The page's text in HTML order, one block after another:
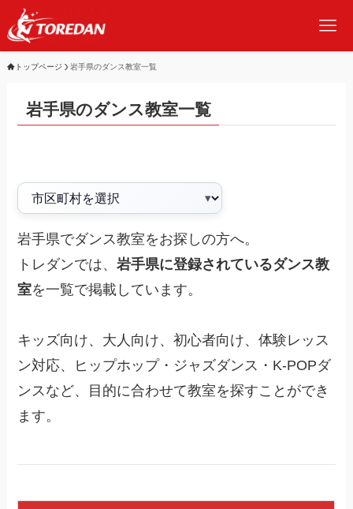
トップページ 岩手県のダンス教室一覧
岩手県のダンス教室一覧
岩手県でダンス教室をお探しの方へ。
トレダンでは、岩手県に登録されているダンス教
室を一覧で掲載しています。
キッズ向け、大人向け、初心者向け、体験レッス
ン対応、ヒップホップ・ジャズダンス・K-POPダ
ンスなど、目的に合わせて教室を探すことができ
ます。